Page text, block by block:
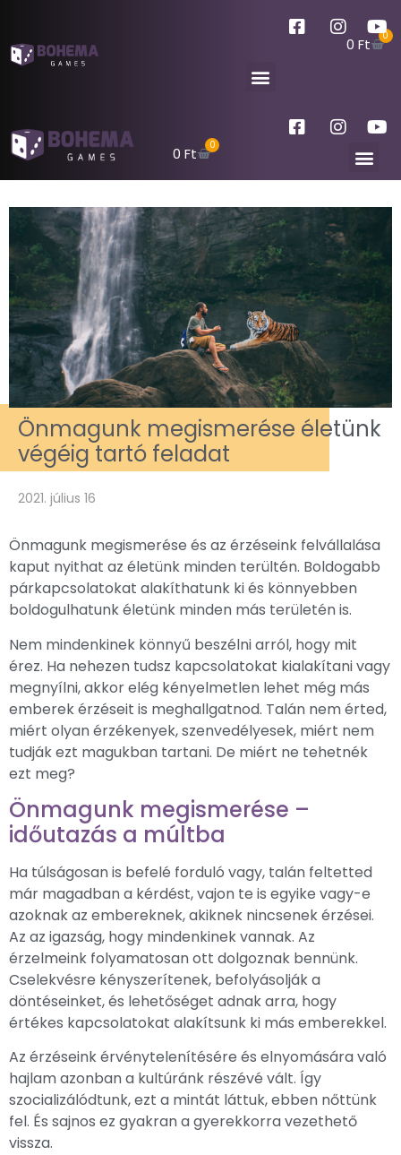
0 Ft 0
0Ft 0
Önmagunk megismerése életünk
végéig tartó feladat
2021. július 16
Önmagunk megismerése és az érzéseink felvállalása
kaput nyithat az életünk minden terültén. Boldogabb
párkapcsolatokat alakíthatunk ki és könnyebben
boldogulhatunk életünk minden más területén is.
Nem mindenkinek könnyű beszélni arról, hogy mit
érez. Ha nehezen tudsz kapcsolatokat kialakítani vagy
megnyílni, akkor elég kényelmetlen lehet még más
emberek érzéseit is meghallgatnod. Talán nem érted,
miért olyan érzékenyek, szenvedélyesek, miért nem
tudják ezt magukban tartani. De miért ne tehetnék
ezt meg?
Önmagunk megismerése –
időutazás a múltba
Ha túlságosan is befelé forduló vagy, talán feltetted
már magadban a kérdést, vajon te is egyike vagy-e
azoknak az embereknek, akiknek nincsenek érzései.
Az az igazság, hogy mindenkinek vannak. Az
érzelmeink folyamatosan ott dolgoznak bennünk.
Cselekvésre kényszerítenek, befolyásolják a
döntéseinket, és lehetőséget adnak arra, hogy
értékes kapcsolatokat alakítsunk ki más emberekkel.
Az érzéseink érvénytelenítésére és elnyomására való
hajlam azonban a kultúránk részévé vált. Így
szocializálódtunk, ezt a mintát láttuk, ebben nőttünk
fel. És sajnos ez gyakran a gyerekkorra vezethető
vissza.